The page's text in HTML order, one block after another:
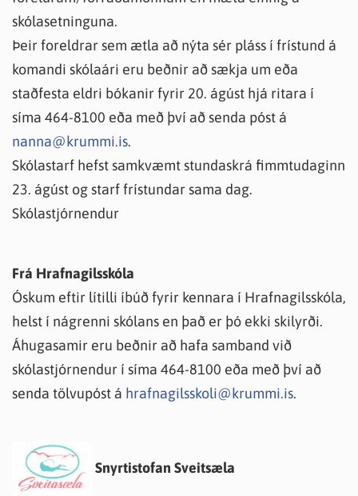
skólasetninguna.
Þeir foreldrar sem ætla að nýta sér pláss í frístund á
komandi skólaári eru beðnir að sækja um eða
staðfesta eldri bókanir fyrir 20. ágúst hjá ritara í
síma 464-8100 eða með því að senda póst á
nanna@krummi.is.
Skólastarf hefst samkvæmt stundaskrá fimmtudaginn
23. ágúst og starf frístundar sama dag.
Skólastjórnendur
Frá Hrafnagilsskóla
Óskum eftir lítilli íbúð fyrir kennara í Hrafnagilsskóla,
helst í nágrenni skólans en það er þó ekki skilyrði.
Áhugasamir eru beðnir að hafa samband við
skólastjórnendur í síma 464-8100 eða með því að
senda tölvupóst á hrafnagilsskoli@krummi.is.
Snyrtistofan Sveitsæla